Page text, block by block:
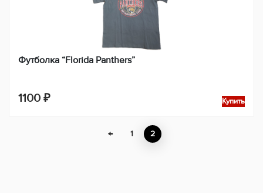
Футболка “Florida Panthers”
1100 ₽ Купить
← 1 2